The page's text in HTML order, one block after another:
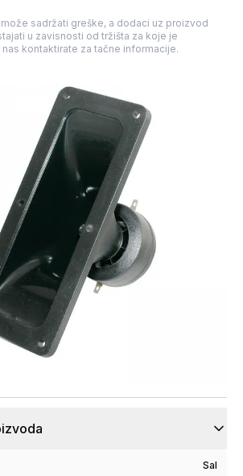
sadržati greške, a dodaci uz proizvod
u zavisnosti od tržišta za koje je
kontaktirate za tačne informacije.
Sal